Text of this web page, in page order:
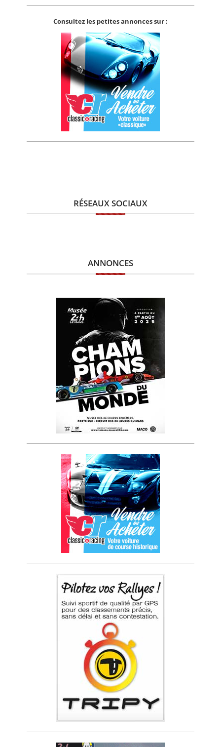
Consultez les petites annonces sur :
RÉSEAUX SOCIAUX
ANNONCES